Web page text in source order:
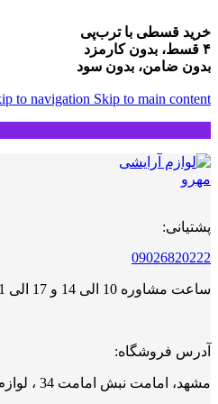
خرید قسطی با ترب‌پی
۴ قسط، بدون کارمزد
بدون ضامن، بدون سود
to navigation Skip to main content
پشتیانی:
09026820222
ساعت مشاوره 10 الی 14 و 17 الی 21
آدرس فروشگاه:
مشهد، امامت نبش امامت 34 ، لوازم آرایش مهرو